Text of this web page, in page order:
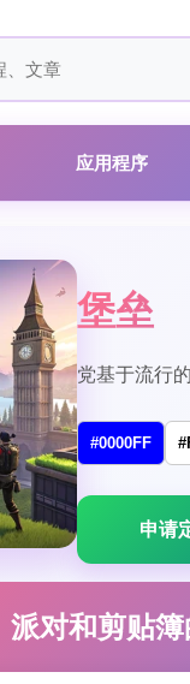
应用程序
堡垒
党基于流行
#0000FF
申请
派对和剪贴